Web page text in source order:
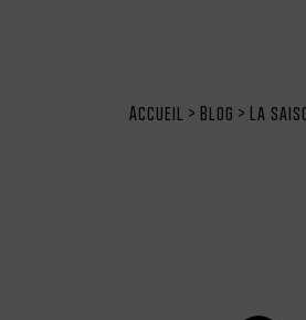
Accueil > Blog > La